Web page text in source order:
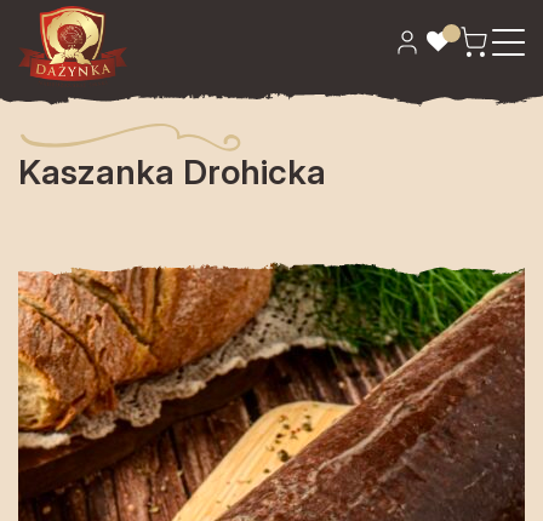
Strona główna
Kaszanka Drohicka